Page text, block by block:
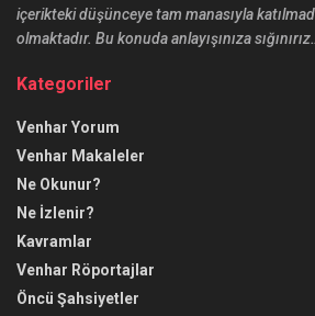
içerikteki düşünceye tam manasıyla
olmaktadır. Bu konuda anlayışınıza
Kategoriler
Venhar Yorum
Venhar Makaleler
Ne Okunur?
Ne İzlenir?
Kavramlar
Venhar Röportajlar
Öncü Şahsiyetler